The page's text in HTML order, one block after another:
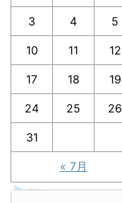
3 4 5
10 11 12
17 18 19
24 25 26
31
« 7月